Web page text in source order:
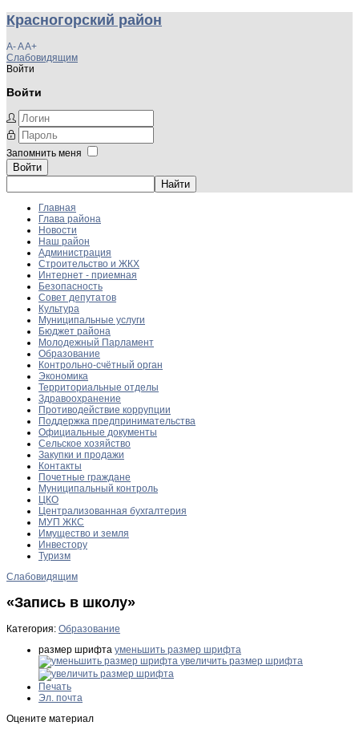
Красногорский район
A-AA+
Слабовидящим
Войти
Войти
Запомнить меня
Войти
Главная
Глава района
Новости
Наш район
Администрация
Строительство и ЖКХ
Интернет - приемная
Безопасность
Совет депутатов
Культура
Муниципальные услуги
Бюджет района
Молодежный Парламент
Образование
Контрольно-счётный орган
Экономика
Территориальные отделы
Здравоохранение
Противодействие коррупции
Поддержка предпринимательства
Официальные документы
Сельское хозяйство
Закупки и продажи
Контакты
Почетные граждане
Муниципальный контроль
ЦКО
Централизованная бухгалтерия
МУП ЖКС
Имущество и земля
Инвестору
Туризм
Слабовидящим
«Запись в школу»
Категория: Образование
размер шрифта уменьшить размер шрифта
увеличить размер шрифта
Печать
Эл. почта
Оцените материал